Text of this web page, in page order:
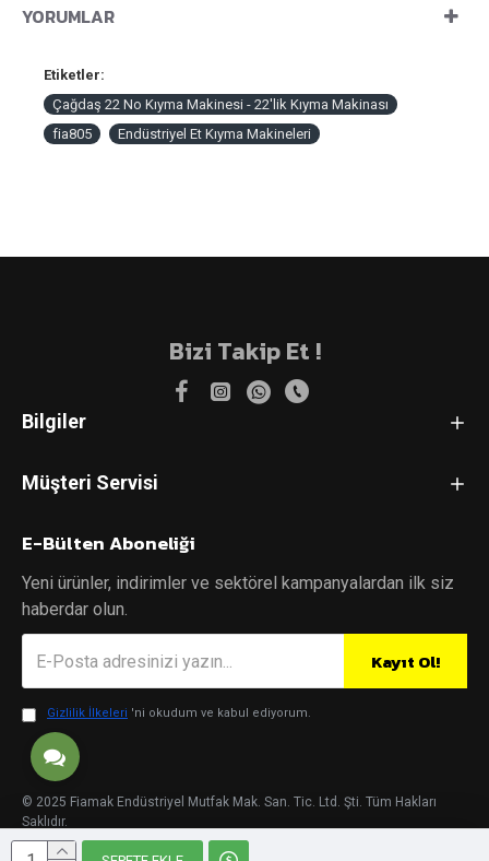
YORUMLAR
Etiketler:
Çağdaş 22 No Kıyma Makinesi - 22'lik Kıyma Makinası
fia805
Endüstriyel Et Kıyma Makineleri
Bizi Takip Et !
Bilgiler
Müşteri Servisi
E-Bülten Aboneliği
Yeni ürünler, indirimler ve sektörel kampanyalardan ilk siz
haberdar olun.
Kayıt Ol!
Gizlilik İlkeleri 'ni okudum ve kabul ediyorum.
© 2025 Fiamak Endüstriyel Mutfak Mak. San. Tic. Ltd. Şti. Tüm Hakları
Saklıdır.